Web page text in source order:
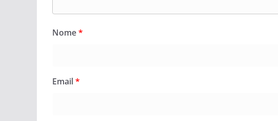
Nome*
Email*